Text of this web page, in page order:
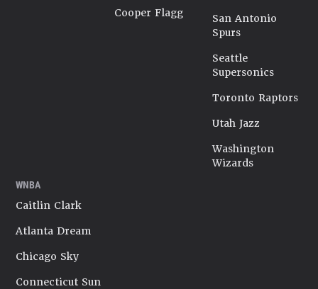
Cooper Flagg
San Antonio
Spurs
Seattle
Supersonics
Toronto Raptors
Utah Jazz
Washington
Wizards
WNBA
Caitlin Clark
Atlanta Dream
Chicago Sky
Connecticut Sun